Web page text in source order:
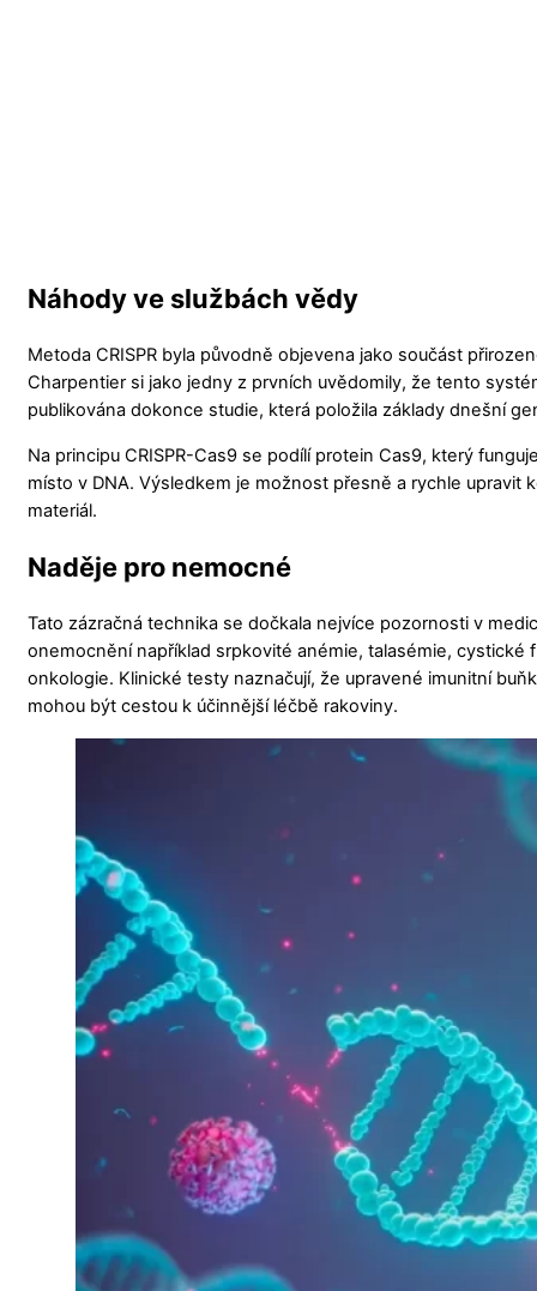
Náhody ve službách vědy
Metoda CRISPR byla původně objevena jako součást
Charpentier si jako jedny z prvních uvědomily, že tento
publikována dokonce studie, která položila základy dnešní
Na principu CRISPR-Cas9 se podílí protein Cas9, který
místo v DNA. Výsledkem je možnost přesně a rychle
materiál.
Naděje pro nemocné
Tato zázračná technika se dočkala nejvíce pozornosti v
onemocnění například srpkovité anémie, talasémie,
onkologie. Klinické testy naznačují, že upravené imunitní
mohou být cestou k účinnější léčbě rakoviny.